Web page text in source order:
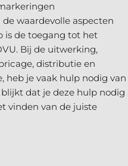
de waardevolle aspecten
is de toegang tot het
Bij de uitwerking,
distributie en
heb je vaak hulp nodig van
dat je deze hulp nodig
vinden van de juiste